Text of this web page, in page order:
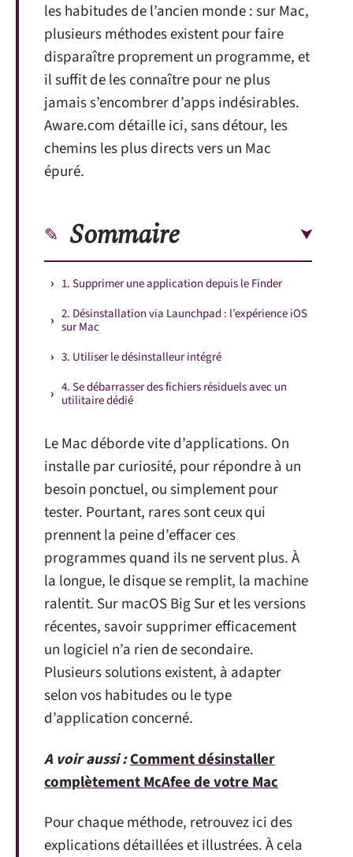
les habitudes de l’ancien monde : sur Mac,
plusieurs méthodes existent pour faire
disparaître proprement un programme, et
il suffit de les connaître pour ne plus
jamais s’encombrer d’apps indésirables.
Aware.com détaille ici, sans détour, les
chemins les plus directs vers un Mac
épuré.
Sommaire
1. Supprimer une application depuis le Finder
2. Désinstallation via Launchpad : l’expérience iOS
sur Mac
3. Utiliser le désinstalleur intégré
4. Se débarrasser des fichiers résiduels avec un
utilitaire dédié
Le Mac déborde vite d’applications. On
installe par curiosité, pour répondre à un
besoin ponctuel, ou simplement pour
tester. Pourtant, rares sont ceux qui
prennent la peine d’effacer ces
programmes quand ils ne servent plus. À
la longue, le disque se remplit, la machine
ralentit. Sur macOS Big Sur et les versions
récentes, savoir supprimer efficacement
un logiciel n’a rien de secondaire.
Plusieurs solutions existent, à adapter
selon vos habitudes ou le type
d’application concerné.
A voir aussi :Comment désinstaller
complètement McAfee de votre Mac
Pour chaque méthode, retrouvez ici des
explications détaillées et illustrées. À cela